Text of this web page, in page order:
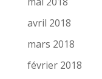
avril 2018
mars 2018
février 2018